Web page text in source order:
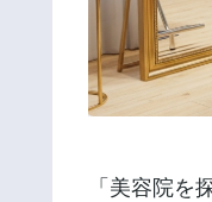
「美容院を